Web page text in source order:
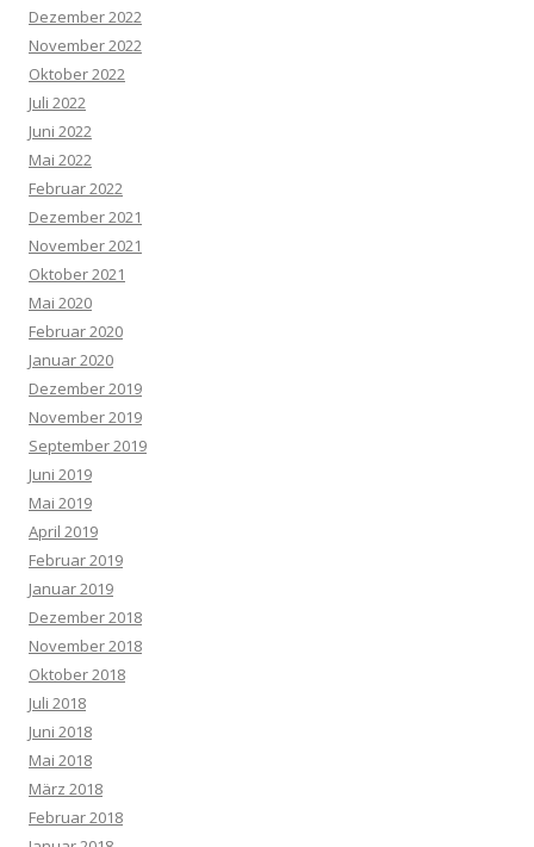
Dezember 2022
November 2022
Oktober 2022
Juli 2022
Juni 2022
Mai 2022
Februar 2022
Dezember 2021
November 2021
Oktober 2021
Mai 2020
Februar 2020
Januar 2020
Dezember 2019
November 2019
September 2019
Juni 2019
Mai 2019
April 2019
Februar 2019
Januar 2019
Dezember 2018
November 2018
Oktober 2018
Juli 2018
Juni 2018
Mai 2018
März 2018
Februar 2018